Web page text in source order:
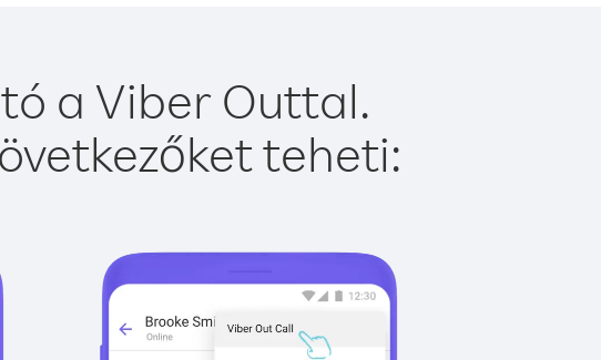
a Viber Outtal.
teheti: